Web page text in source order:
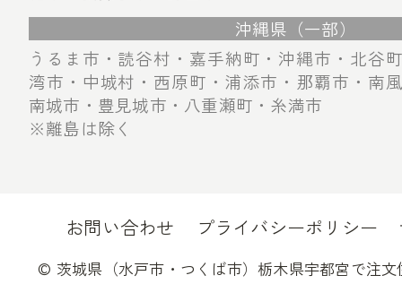
沖縄県（一部）
うるま市・読谷村・嘉手納町・沖縄市・北谷
湾市・中城村・西原町・浦添市・那覇市・南
南城市・豊見城市・八重瀬町・糸満市
※離島は除く
お問い合わせ プライバシーポリシー
© 茨城県（水戸市・つくば市）栃木県宇都宮で注